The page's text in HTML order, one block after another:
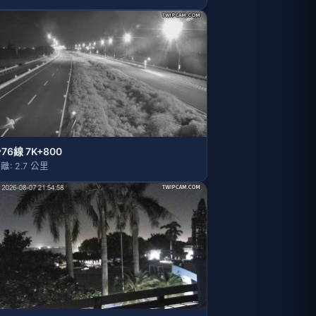
線 7K+800
: 2.7 公里